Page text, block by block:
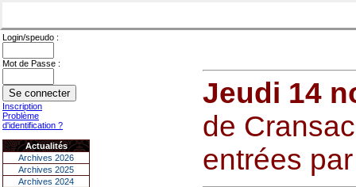
Login/speudo :
Mot de Passe :
Inscription
Problème
d'identification ?
Actualités
Archives 2026
Archives 2025
Archives 2024
Jeudi 14
de
entrées